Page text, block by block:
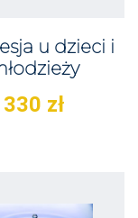
u dzieci i
330 zł